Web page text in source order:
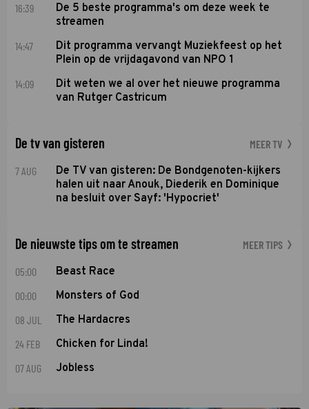
16:39
De 5 beste programma's om deze week te
streamen
14:47
Dit programma vervangt Muziekfeest op het
Plein op de vrijdagavond van NPO 1
14:09
Dit weten we al over het nieuwe programma
van Rutger Castricum
De tv van gisteren MEER TV
7 AUG
De TV van gisteren: De Bondgenoten-kijkers
halen uit naar Anouk, Diederik en Dominique
na besluit over Sayf: 'Hypocriet'
De nieuwste tips om te streamen MEER TIPS
05:00 Beast Race
00:00 Monsters of God
08 JUL The Hardacres
24 FEB Chicken for Linda!
07 AUG Jobless